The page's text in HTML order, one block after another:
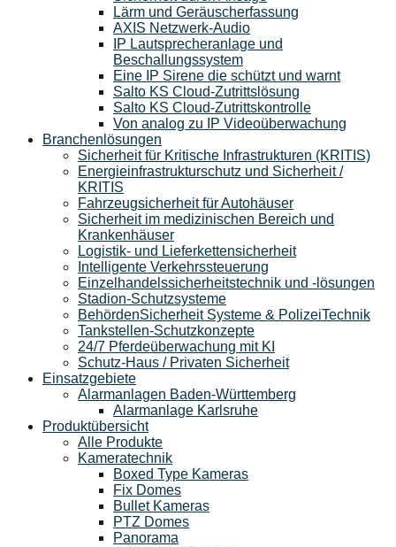
Lärm und Geräuscherfassung
AXIS Netzwerk-Audio
IP Lautsprecheranlage und
Beschallungssystem
Eine IP Sirene die schützt und warnt
Salto KS Cloud-Zutrittslösung
Salto KS Cloud-Zutrittskontrolle
Von analog zu IP Videoüberwachung
Branchenlösungen
Sicherheit für Kritische Infrastrukturen (KRITIS)
Energieinfrastrukturschutz und Sicherheit /
KRITIS
Fahrzeugsicherheit für Autohäuser
Sicherheit im medizinischen Bereich und
Krankenhäuser
Logistik- und Lieferkettensicherheit
Intelligente Verkehrssteuerung
Einzelhandelssicherheitstechnik und -lösungen
Stadion-Schutzsysteme
BehördenSicherheit Systeme & PolizeiTechnik
Tankstellen-Schutzkonzepte​
24/7 Pferdeüberwachung mit KI
Schutz-Haus / Privaten Sicherheit
Einsatzgebiete
Alarmanlagen Baden-Württemberg
Alarmanlage Karlsruhe
Produktübersicht
Alle Produkte
Kameratechnik
Boxed Type Kameras
Fix Domes
Bullet Kameras
PTZ Domes
Panorama